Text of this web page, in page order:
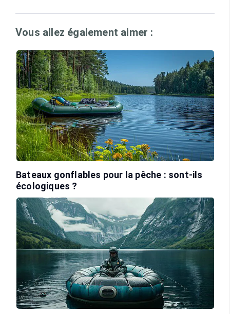
Vous allez également aimer :
Bateaux gonflables pour la pêche : sont-ils
écologiques ?